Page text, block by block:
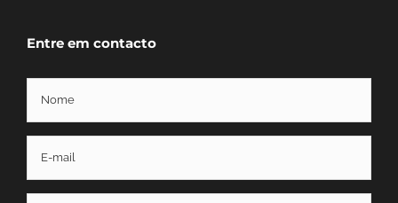
Entre em contacto